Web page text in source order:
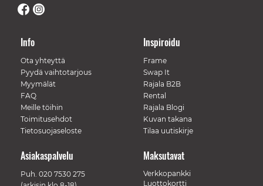
Info
Ota yhteyttä
Pyydä vaihtotarjous
Myymälät
FAQ
Meille töihin
Toimitusehdot
Tietosuojaseloste
Inspiroidu
Frame
Swap It
Rajala B2B
Rental
Rajala Blogi
Kuvan takana
Tilaa uutiskirje
Maksutavat
Verkkopankki
Luottokortti
Asiakaspalvelu
Puh. 020 7530 275